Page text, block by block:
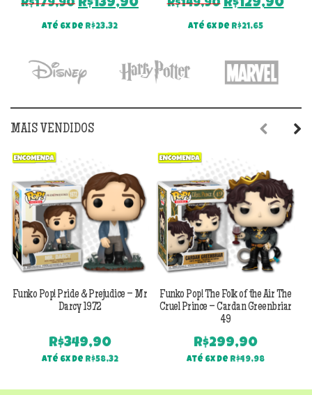
R$179,90 O
preço
original
R$179,90.
R$139,90O
R$139,90.
Até 6x de R$23,32
R$149,90 O
preço
original
R$149,90.
R$129,90O
Até 6x de R$21,65
MAIS VENDIDOS
Funko Pop! Pride & Prejudice – Mr
Darcy 1972
R$349,90
Até 6x de R$58,32
Funko Pop! The Folk of the Air The
Cruel Prince – Cardan Greenbriar
49
R$299,90
Até 6x de R$49,98